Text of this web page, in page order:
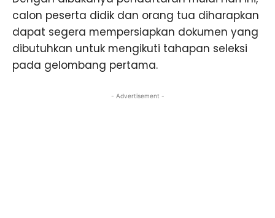
calon peserta didik dan orang tua diharapkan
dapat segera mempersiapkan dokumen yang
dibutuhkan untuk mengikuti tahapan seleksi
pada gelombang pertama.
- Advertisement -